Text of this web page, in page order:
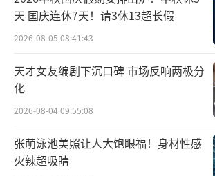
天 国庆连休7天！请3休13超长假
2026-08-05 08:41:43
天才女友编剧下沉口碑 市场反响两极分
化
2026-08-04 09:55:08
张萌泳池美照让人大饱眼福！身材性感
火辣超吸睛